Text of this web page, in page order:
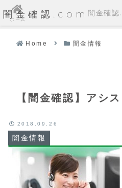
闇金確認.com
Home 闇金情報
【闇金確認】アシ
闇金情報
2018.09.26
ホーム
闇金確